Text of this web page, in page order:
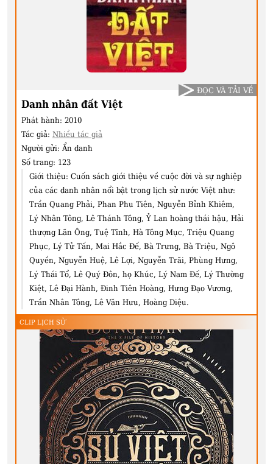
Danh nhân đất Việt
Phát hành: 2010
Tác giả: Nhiều tác giả
Người gửi: Ẩn danh
Số trang: 123
Giới thiệu: Cuốn sách giới thiệu về cuộc đời và sự nghiệp
của các danh nhân nổi bật trong lịch sử nước Việt như:
Trần Quang Phải, Phan Phu Tiên, Nguyễn Bỉnh Khiêm,
Lý Nhân Tông, Lê Thánh Tông, Ỷ Lan hoàng thái hậu, Hải
thượng Lãn Ông, Tuệ Tĩnh, Hà Tông Mục, Triệu Quang
Phục, Lý Tử Tấn, Mai Hắc Đế, Bà Trưng, Bà Triệu, Ngô
Quyền, Nguyễn Huệ, Lê Lợi, Nguyễn Trãi, Phùng Hưng,
Lý Thái Tổ, Lê Quý Đôn, họ Khúc, Lý Nam Đế, Lý Thường
Kiệt, Lê Đại Hành, Đinh Tiên Hoàng, Hưng Đạo Vương,
Trần Nhân Tông, Lê Văn Hưu, Hoàng Diệu.
ĐỌC VÀ TẢI VỀ
CLIP LỊCH SỬ